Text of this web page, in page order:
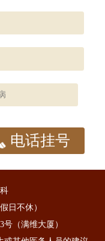
电话挂号
日不休）
（满维大厦）